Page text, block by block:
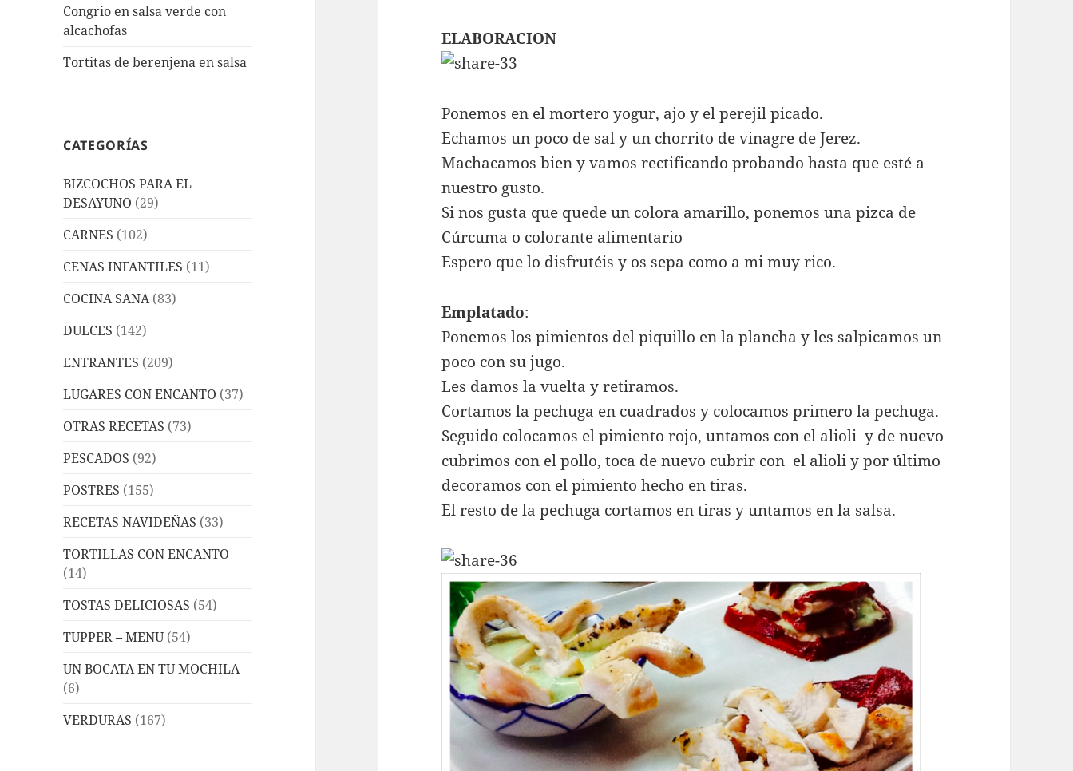
Congrio en salsa verde con
alcachofas
Tortitas de berenjena en salsa
CATEGORÍAS
BIZCOCHOS PARA EL
DESAYUNO (29)
CARNES (102)
CENAS INFANTILES (11)
COCINA SANA(83)
DULCES (142)
ENTRANTES (209)
LUGARES CON ENCANTO (37)
OTRAS RECETAS (73)
PESCADOS (92)
POSTRES (155)
RECETAS NAVIDEÑAS (33)
TORTILLAS CON ENCANTO
(14)
TOSTAS DELICIOSAS (54)
TUPPER – MENU(54)
UN BOCATA EN TU MOCHILA
(6)
VERDURAS (167)
ELABORACION
Ponemos en el mortero yogur, ajo y el perejil picado.
Echamos un poco de sal y un chorrito de vinagre de Jerez.
Machacamos bien y vamos rectificando probando hasta que esté a
nuestro gusto.
Si nos gusta que quede un colora amarillo, ponemos una pizca de
Cúrcuma o colorante alimentario
Espero que lo disfrutéis y os sepa como a mi muy rico.
Emplatado:
Ponemos los pimientos del piquillo en la plancha y les salpicamos un
poco con su jugo.
Les damos la vuelta y retiramos.
Cortamos la pechuga en cuadrados y colocamos primero la pechuga.
Seguido colocamos el pimiento rojo, untamos con el alioli y de nuevo
cubrimos con el pollo, toca de nuevo cubrir con el alioli y por último
decoramos con el pimiento hecho en tiras.
El resto de la pechuga cortamos en tiras y untamos en la salsa.